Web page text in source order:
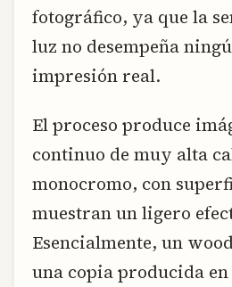
fotográfico, ya que la
luz no desempeña
impresión real.
El proceso produce
continuo de muy alta
monocromo, con
muestran un ligero
Esencialmente, un
una copia producida